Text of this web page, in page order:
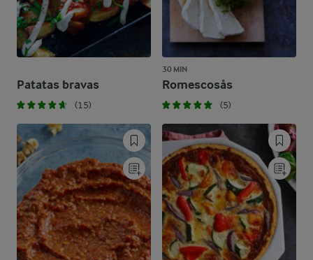
Patatas bravas
(15)
30 MIN
Romescosås
(5)